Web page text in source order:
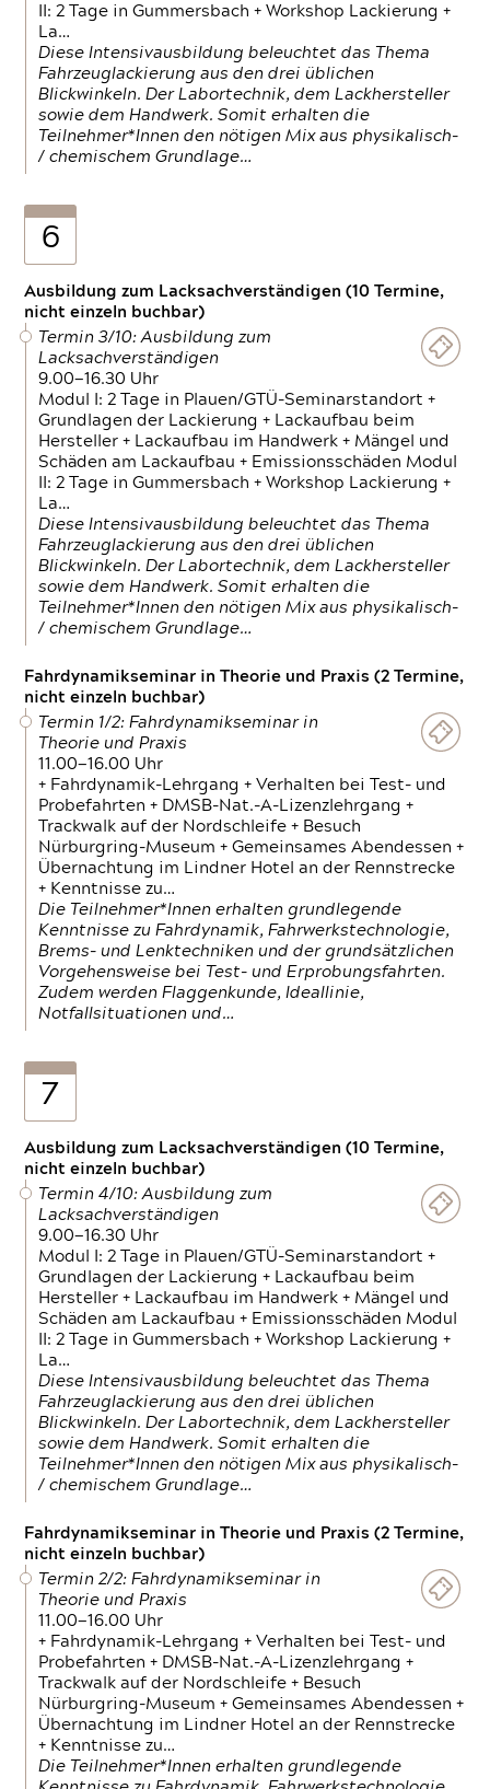
II: 2 Tage in Gummersbach + Workshop Lackierung +
La…
Diese Intensivausbildung beleuchtet das Thema
Fahrzeuglackierung aus den drei üblichen
Blickwinkeln. Der Labortechnik, dem Lackhersteller
sowie dem Handwerk. Somit erhalten die
Teilnehmer*Innen den nötigen Mix aus physikalisch-
/ chemischem Grundlage…
6
Ausbildung zum Lacksachverständigen (10 Termine,
nicht einzeln buchbar)
Termin 3/10: Ausbildung zum
Lacksachverständigen
9.00—16.30 Uhr
Modul I: 2 Tage in Plauen/GTÜ-Seminarstandort +
Grundlagen der Lackierung + Lackaufbau beim
Hersteller + Lackaufbau im Handwerk + Mängel und
Schäden am Lackaufbau + Emissionsschäden Modul
II: 2 Tage in Gummersbach + Workshop Lackierung +
La…
Diese Intensivausbildung beleuchtet das Thema
Fahrzeuglackierung aus den drei üblichen
Blickwinkeln. Der Labortechnik, dem Lackhersteller
sowie dem Handwerk. Somit erhalten die
Teilnehmer*Innen den nötigen Mix aus physikalisch-
/ chemischem Grundlage…
Fahrdynamikseminar in Theorie und Praxis (2 Termine,
nicht einzeln buchbar)
Termin 1/2: Fahrdynamikseminar in
Theorie und Praxis
11.00—16.00 Uhr
+ Fahrdynamik-Lehrgang + Verhalten bei Test- und
Probefahrten + DMSB-Nat.-A-Lizenzlehrgang +
Trackwalk auf der Nordschleife + Besuch
Nürburgring-Museum + Gemeinsames Abendessen +
Übernachtung im Lindner Hotel an der Rennstrecke
+ Kenntnisse zu…
Die Teilnehmer*Innen erhalten grundlegende
Kenntnisse zu Fahrdynamik, Fahrwerkstechnologie,
Brems- und Lenktechniken und der grundsätzlichen
Vorgehensweise bei Test- und Erprobungsfahrten.
Zudem werden Flaggenkunde, Ideallinie,
Notfallsituationen und…
7
Ausbildung zum Lacksachverständigen (10 Termine,
nicht einzeln buchbar)
Termin 4/10: Ausbildung zum
Lacksachverständigen
9.00—16.30 Uhr
Modul I: 2 Tage in Plauen/GTÜ-Seminarstandort +
Grundlagen der Lackierung + Lackaufbau beim
Hersteller + Lackaufbau im Handwerk + Mängel und
Schäden am Lackaufbau + Emissionsschäden Modul
II: 2 Tage in Gummersbach + Workshop Lackierung +
La…
Diese Intensivausbildung beleuchtet das Thema
Fahrzeuglackierung aus den drei üblichen
Blickwinkeln. Der Labortechnik, dem Lackhersteller
sowie dem Handwerk. Somit erhalten die
Teilnehmer*Innen den nötigen Mix aus physikalisch-
/ chemischem Grundlage…
Fahrdynamikseminar in Theorie und Praxis (2 Termine,
nicht einzeln buchbar)
Termin 2/2: Fahrdynamikseminar in
Theorie und Praxis
11.00—16.00 Uhr
+ Fahrdynamik-Lehrgang + Verhalten bei Test- und
Probefahrten + DMSB-Nat.-A-Lizenzlehrgang +
Trackwalk auf der Nordschleife + Besuch
Nürburgring-Museum + Gemeinsames Abendessen +
Übernachtung im Lindner Hotel an der Rennstrecke
+ Kenntnisse zu…
Die Teilnehmer*Innen erhalten grundlegende